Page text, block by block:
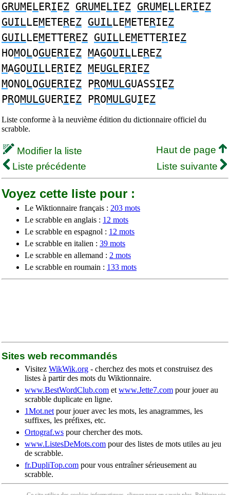
GRUMELERIEZ GRUMELIEZ GRUMELLERIEZ
GUILLEMETEREZ GUILLEMETERIEZ
GUILLEMETTEREZ GUILLEMETTERIEZ
HOMOLOGUERIEZ MAGOUILLEREZ
MAGOUILLERIEZ MEUGLERIEZ
MONOLOGUERIEZ PROMULGUASSIEZ
PROMULGUERIEZ PROMULGUIEZ
Liste conforme à la neuvième édition du dictionnaire officiel du
scrabble.
Modifier la liste
Haut de page
Liste précédente
Liste suivante
Voyez cette liste pour :
Le Wiktionnaire français : 203 mots
Le scrabble en anglais : 12 mots
Le scrabble en espagnol : 12 mots
Le scrabble en italien : 39 mots
Le scrabble en allemand : 2 mots
Le scrabble en roumain : 133 mots
Sites web recommandés
Visitez WikWik.org - cherchez des mots et construisez des
listes à partir des mots du Wiktionnaire.
www.BestWordClub.com et www.Jette7.com pour jouer au
scrabble duplicate en ligne.
1Mot.net pour jouer avec les mots, les anagrammes, les
suffixes, les préfixes, etc.
Ortograf.ws pour chercher des mots.
www.ListesDeMots.com pour des listes de mots utiles au jeu
de scrabble.
fr.DupliTop.com pour vous entraîner sérieusement au
scrabble.